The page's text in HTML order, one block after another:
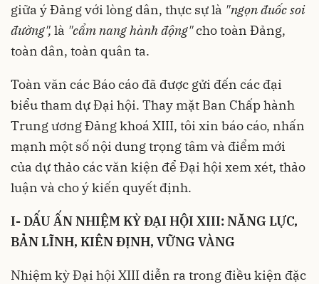
giữa ý Đảng với lòng dân, thực sự là "ngọn đuốc soi
đường", là "cẩm nang hành động"cho toàn Đảng,
toàn dân, toàn quân ta.
Toàn văn các Báo cáo đã được gửi đến các đại
biểu tham dự Đại hội. Thay mặt Ban Chấp hành
Trung ương Đảng khoá XIII, tôi xin báo cáo, nhấn
mạnh một số nội dung trọng tâm và điểm mới
của dự thảo các văn kiện để Đại hội xem xét, thảo
luận và cho ý kiến quyết định.
I- DẤU ẤN NHIỆM KỲ ĐẠI HỘI XIII: NĂNG LỰC,
BẢN LĨNH, KIÊN ĐỊNH, VỮNG VÀNG
Nhiệm kỳ Đại hội XIII diễn ra trong điều kiện đặc